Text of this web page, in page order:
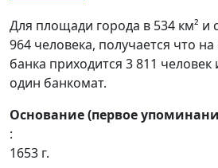
Для площади города в 534 км² и
964 человека, получается что
банка приходится 3 811 человек
один банкомат.
Основание (первое
:
1653 г.